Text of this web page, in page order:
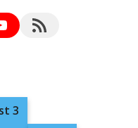
RSS Feed
3